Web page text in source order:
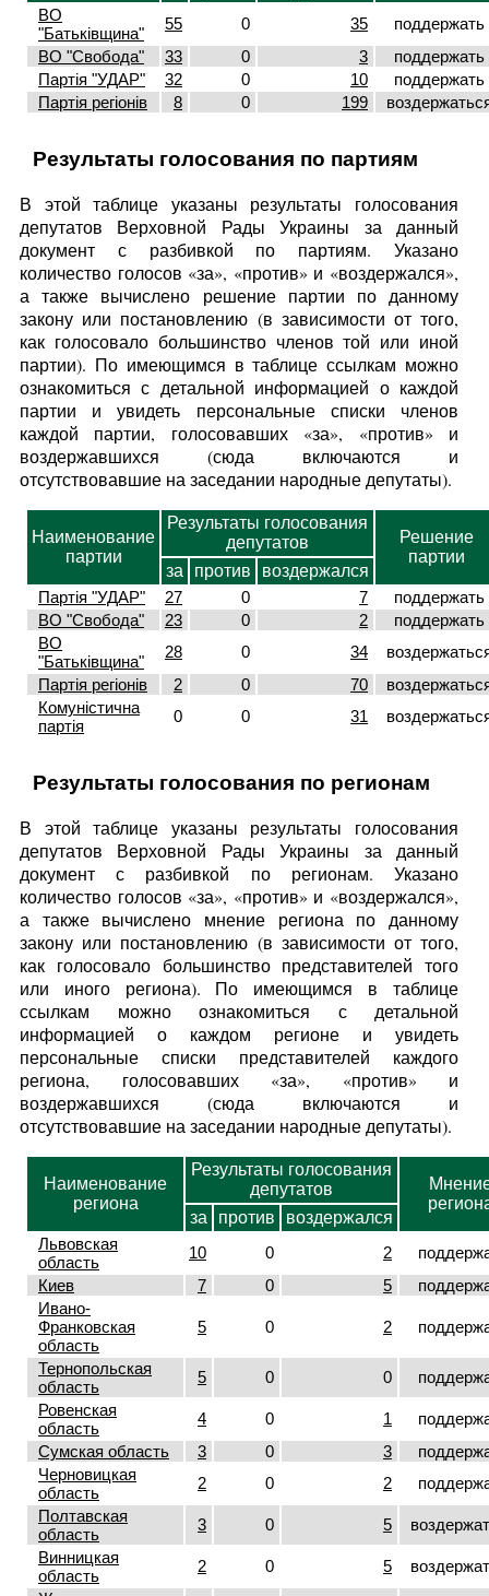
ВО
"Батьківщина"
55 0 35
поддержать
ВО "Свобода"
33 0 3
поддержать
Партія "УДАР"
32 0 10
поддержать
Партія регіонів
8 0 199
Результаты голосования по партиям
В этой таблице указаны результаты голосования
депутатов Верховной Рады Украины за данный
документ с разбивкой по партиям. Указано
количество голосов «за», «против» и «воздержался»,
а также вычислено решение партии по данному
закону или постановлению (в зависимости от того,
как голосовало большинство членов той или иной
партии). По имеющимся в таблице ссылкам можно
ознакомиться с детальной информацией о каждой
партии и увидеть персональные списки членов
каждой партии, голосовавших «за», «против» и
воздержавшихся (сюда включаются и
отсутствовавшие на заседании народные депутаты).
Наименование
партии
Результаты голосования
депутатов
Решение
партии
за против
воздержался
Партія "УДАР"
27 0 7
поддержать
ВО "Свобода"
23 0 2
поддержать
ВО
"Батьківщина"
28 0 34
Партія регіонів
2 0 70
Комуністична
партія
0 0 31
Результаты голосования по регионам
В этой таблице указаны результаты голосования
депутатов Верховной Рады Украины за данный
документ с разбивкой по регионам. Указано
количество голосов «за», «против» и «воздержался»,
а также вычислено мнение региона по данному
закону или постановлению (в зависимости от того,
как голосовало большинство представителей того
или иного региона). По имеющимся в таблице
ссылкам можно ознакомиться с детальной
информацией о каждом регионе и увидеть
персональные списки представителей каждого
региона, голосовавших «за», «против» и
воздержавшихся (сюда включаются и
отсутствовавшие на заседании народные депутаты).
Наименование
региона
Результаты голосования
депутатов
за против
воздержался
Львовская
область
10 0 2
Киев
7 0 5
Ивано-
Франковская
область
5 0 2
Тернопольская
область
5 0 0
Ровенская
область
4 0 1
Сумская область
3 0 3
Черновицкая
область
2 0 2
Полтавская
область
3 0 5
Винницкая
область
2 0 5